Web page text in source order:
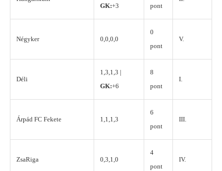
GK:+3
pont
Négyker 0,0,0,0
0
pont
V.
Déli
1,3,1,3 |
GK:+6
8
pont
I.
Árpád FC Fekete 1,1,1,3
6
pont
III.
ZsaRiga 0,3,1,0
4
pont
IV.